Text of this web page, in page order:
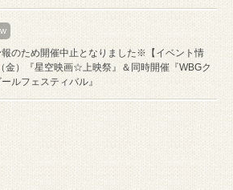
のため開催中止となりました※【イベント情
金）『星空映画☆上映祭』＆同時開催『WBGク
ルフェスティバル』